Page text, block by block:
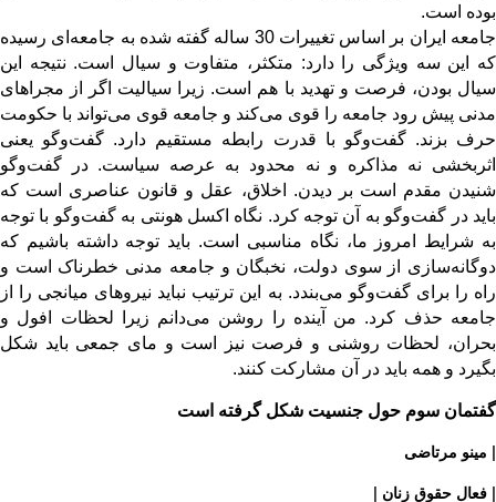
بوده است.
جامعه ایران بر اساس تغییرات 30 ساله گفته شده به جامعه‌ای رسیده
که این سه ویژگی را دارد: متکثر، متفاوت و سیال است. نتیجه این
سیال بودن، فرصت و تهدید با هم است. زیرا سیالیت اگر از مجراهای
مدنی پیش رود جامعه را قوی می‌کند و جامعه قوی می‌تواند با حکومت
حرف بزند. گفت‌وگو با قدرت رابطه مستقیم دارد. گفت‌وگو یعنی
اثربخشی نه مذاکره و نه محدود به عرصه سیاست. در گفت‌وگو
شنیدن مقدم است بر دیدن. اخلاق، عقل و قانون عناصری است که
باید در گفت‌وگو به آن توجه کرد. نگاه اکسل هونتی به گفت‌وگو با توجه
به شرایط امروز ما، نگاه مناسبی است. باید توجه داشته باشیم که
دوگانه‌سازی از سوی دولت، نخبگان و جامعه مدنی خطرناک است و
راه را برای گفت‌وگو می‌بندد. به این ترتیب نباید نیروهای میانجی را از
جامعه حذف کرد. من آینده را روشن می‌دانم زیرا لحظات افول و
بحران، لحظات روشنی و فرصت نیز است و مای جمعی باید شکل
بگیرد و همه باید در آن مشارکت کنند.
گفتمان سوم حول جنسیت شکل گرفته است
| مینو مرتاضی
| فعال حقوق زنان |